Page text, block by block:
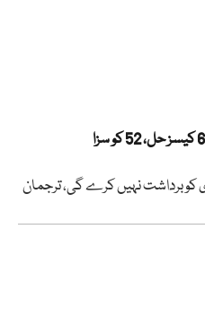
کو برداشت نہیں کرے گی، ترجمان